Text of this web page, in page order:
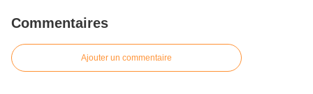
Commentaires
Ajouter un commentaire